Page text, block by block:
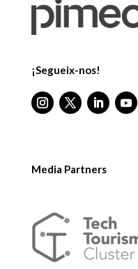
¡Segueix-nos!
Media Partners